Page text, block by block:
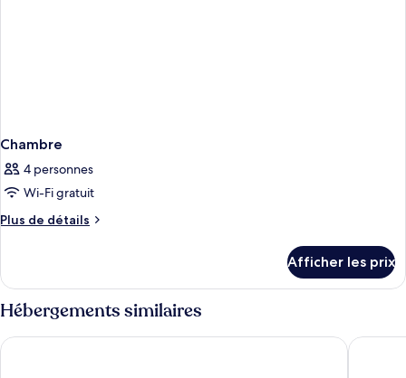
Chambre
4 personnes
Wi-Fi gratuit
Plus de détails
Plus
Chambre
Afficher les prix
Hébergements similaires
President Hotel STG